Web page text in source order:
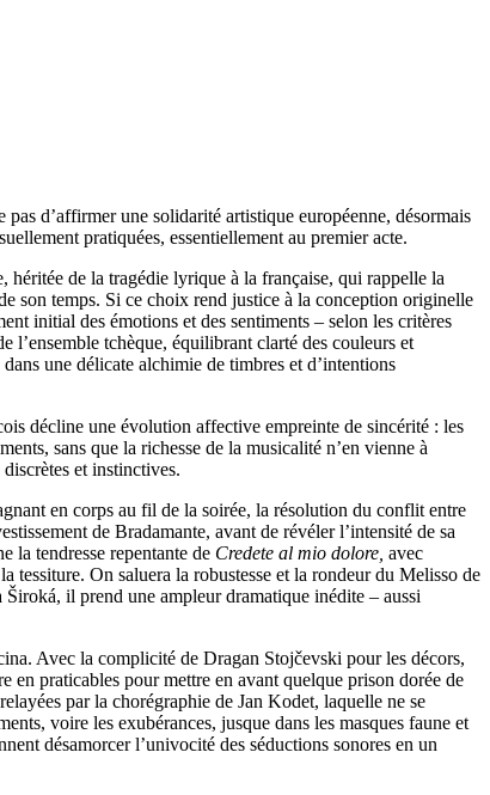
pas d’affirmer une solidarité artistique européenne, désormais
pratiquées, essentiellement au premier acte.
héritée de la tragédie lyrique à la française, qui rappelle la
son temps. Si ce choix rend justice à la conception originelle
initial des émotions et des sentiments – selon les critères
l’ensemble tchèque, équilibrant clarté des couleurs et
une délicate alchimie de timbres et d’intentions
décline une évolution affective empreinte de sincérité : les
sans que la richesse de la musicalité n’en vienne à
discrètes et instinctives.
en corps au fil de la soirée, la résolution du conflit entre
de Bradamante, avant de révéler l’intensité de sa
la tendresse repentante de Credete al mio dolore, avec
On saluera la robustesse et la rondeur du Melisso de
il prend une ampleur dramatique inédite – aussi
Avec la complicité de Dragan Stojčevski pour les décors,
en praticables pour mettre en avant quelque prison dorée de
par la chorégraphie de Jan Kodet, laquelle ne se
voire les exubérances, jusque dans les masques faune et
désamorcer l’univocité des séductions sonores en un